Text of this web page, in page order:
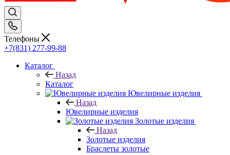
Телефоны
+7(831) 277-99-88
Каталог
Назад
Каталог
Ювелирные изделия
Назад
Ювелирные изделия
Золотые изделия
Назад
Золотые изделия
Браслеты золотые